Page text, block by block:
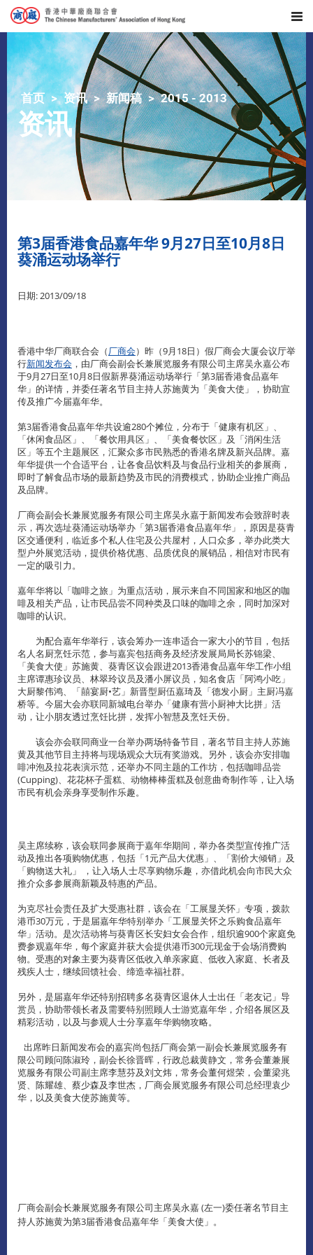
首页 资讯 新闻稿 2015 - 2013
资讯
第3届香港食品嘉年华 9月27日至10月8日
葵涌运动场举行
日期: 2013/09/18
香港中华厂商联合会（厂商会）昨（9月18日）假厂商会大厦会议厅举
行新闻发布会 ，由厂商会副会长兼展览服务有限公司主席吴永嘉公布
于9月27日至10月8日假新界葵涌运动场举行「第3届香港食品嘉年
华」的详情，并委任著名节目主持人苏施黄为「美食大使」，协助宣
传及推广今届嘉年华。
第3届香港食品嘉年华共设逾280个摊位，分布于「健康有机区」、
「休闲食品区」、「餐饮用具区」、「美食餐饮区」及「消闲生活
区」等五个主题展区，汇聚众多市民熟悉的香港名牌及新兴品牌。嘉
年华提供一个合适平台，让各食品饮料及与食品行业相关的参展商，
即时了解食品市场的最新趋势及市民的消费模式，协助企业推广商品
及品牌。
厂商会副会长兼展览服务有限公司主席吴永嘉于新闻发布会致辞时表
示，再次选址葵涌运动场举办「第3届香港食品嘉年华」，原因是葵青
区交通便利，临近多个私人住宅及公共屋村，人口众多，举办此类大
型户外展览活动，提供价格优惠、品质优良的展销品，相信对市民有
一定的吸引力。
嘉年华将以「咖啡之旅」为重点活动，展示来自不同国家和地区的咖
啡及相关产品，让市民品尝不同种类及口味的咖啡之余，同时加深对
咖啡的认识。
为配合嘉年华举行，该会筹办一连串适合一家大小的节目，包括
名人名厨烹饪示范，参与嘉宾包括商务及经济发展局局长苏锦梁、
「美食大使」苏施黄、葵青区议会跟进2013香港食品嘉年华工作小组
主席谭惠珍议员、林翠玲议员及潘小屏议员，知名食店「阿鸿小吃」
大厨黎伟鸿、「囍宴厨•艺」新晋型厨伍嘉琦及「德发小厨」主厨冯嘉
桥等。今届大会亦联同新城电台举办「健康有营小厨神大比拼」活
动，让小朋友透过烹饪比拼，发挥小智慧及烹饪天份。
该会亦会联同商业一台举办两场特备节目，著名节目主持人苏施
黄及其他节目主持将与现场观众大玩有奖游戏。另外，该会亦安排咖
啡冲泡及拉花表演示范，还举办不同主题的工作坊，包括咖啡品尝
(Cupping)、花花杯子蛋糕、动物棒棒蛋糕及创意曲奇制作等，让入场
市民有机会亲身享受制作乐趣。
吴主席续称，该会联同参展商于嘉年华期间，举办各类型宣传推广活
动及推出各项购物优惠，包括「1元产品大优惠」、「割价大倾销」及
「购物送大礼」 ，让入场人士尽享购物乐趣，亦借此机会向市民大众
推介众多参展商新颖及特惠的产品。
为克尽社会责任及扩大受惠社群，该会在「工展显关怀」专项，拨款
港币30万元，于是届嘉年华特别举办「工展显关怀之乐购食品嘉年
华」活动。是次活动将与葵青区长安妇女会合作，组织逾900个家庭免
费参观嘉年华，每个家庭并获大会提供港币300元现金于会场消费购
物。受惠的对象主要为葵青区低收入单亲家庭、低收入家庭、长者及
残疾人士，继续回馈社会、缔造幸福社群。
另外，是届嘉年华还特别招聘多名葵青区退休人士出任「老友记」导
赏员，协助带领长者及需要特别照顾人士游览嘉年华，介绍各展区及
精彩活动，以及与参观人士分享嘉年华购物攻略。
出席昨日新闻发布会的嘉宾尚包括厂商会第一副会长兼展览服务有
限公司顾问陈淑玲，副会长徐晋晖，行政总裁黄静文，常务会董兼展
览服务有限公司副主席李慧芬及刘文炜，常务会董何煜荣，会董梁兆
贤、陈耀雄、蔡少森及李世杰，厂商会展览服务有限公司总经理袁少
华，以及美食大使苏施黄等。
厂商会副会长兼展览服务有限公司主席吴永嘉 (左一)委任著名节目主
持人苏施黄为第3届香港食品嘉年华「美食大使」。